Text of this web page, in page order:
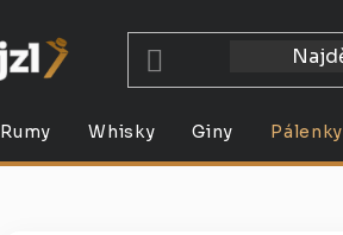
Rumy Whisky Giny Pálenky